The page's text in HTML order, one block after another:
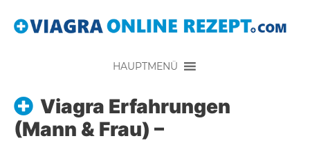
HAUPTMENÜ
Viagra Erfahrungen
(Mann & Frau) –